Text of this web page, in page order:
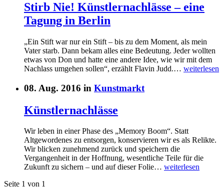
Stirb Nie! Künstlernachlässe – eine
Tagung in Berlin
„Ein Stift war nur ein Stift – bis zu dem Moment, als mein
Vater starb. Dann bekam alles eine Bedeutung. Jeder wollten
etwas von Don und hatte eine andere Idee, wie wir mit dem
Nachlass umgehen sollen“, erzählt Flavin Judd.… weiterlesen
08. Aug. 2016 in Kunstmarkt
Künstlernachlässe
Wir leben in einer Phase des „Memory Boom“. Statt
Altgewordenes zu entsorgen, konservieren wir es als Relikte.
Wir blicken zunehmend zurück und speichern die
Vergangenheit in der Hoffnung, wesentliche Teile für die
Zukunft zu sichern – und auf dieser Folie… weiterlesen
Seite 1 von 1